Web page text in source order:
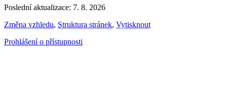
Poslední aktualizace: 7. 8. 2026
Změna vzhledu, Struktura stránek, Vytisknout
Prohlášení o přístupnosti